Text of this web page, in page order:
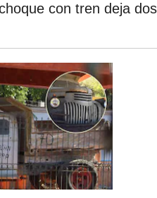
con tren deja dos